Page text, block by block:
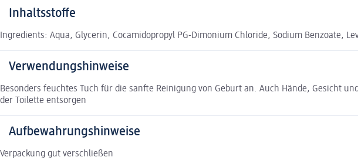
Inhaltsstoffe
Ingredients: Aqua, Glycerin, Cocamidopropyl PG-Dimonium Chloride, Sodium Benzoate,
Verwendungshinweise
Besonders feuchtes Tuch für die sanfte Reinigung von Geburt an. Auch Hände, Gesicht
der Toilette entsorgen
Aufbewahrungshinweise
Verpackung gut verschließen